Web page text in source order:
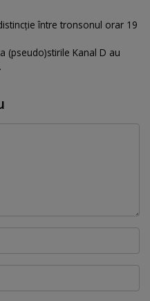
între tronsonul orar 19
(pseudo)stirile Kanal D au